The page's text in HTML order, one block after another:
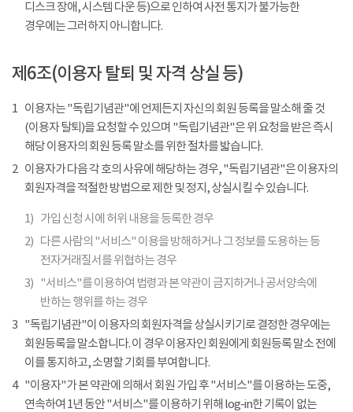
디스크 장애, 시스템 다운 등)으로 인하여 사전 통지가 불가능한
경우에는 그러하지 아니합니다.
제6조(이용자 탈퇴 및 자격 상실 등)
1 이용자는 "독립기념관"에 언제든지 자신의 회원 등록을 말소해 줄 것
(이용자 탈퇴)을 요청할 수 있으며 "독립기념관"은 위 요청을 받은 즉시
해당 이용자의 회원 등록 말소를 위한 절차를 밟습니다.
2 이용자가 다음 각 호의 사유에 해당하는 경우, "독립기념관"은 이용자의
회원자격을 적절한 방법으로 제한 및 정지, 상실시킬 수 있습니다.
1) 가입 신청 시에 허위 내용을 등록한 경우
2) 다른 사람의 "서비스" 이용을 방해하거나 그 정보를 도용하는 등
전자거래질서를 위협하는 경우
3) "서비스"를 이용하여 법령과 본 약관이 금지하거나 공서양속에
반하는 행위를 하는 경우
3 "독립기념관"이 이용자의 회원자격을 상실시키기로 결정한 경우에는
회원등록을 말소합니다. 이 경우 이용자인 회원에게 회원등록 말소 전에
이를 통지하고, 소명할 기회를 부여합니다.
4
"이용자"가 본 약관에 의해서 회원 가입 후 "서비스"를 이용하는 도중,
연속하여 1년 동안 "서비스"를 이용하기 위해 log-in한 기록이 없는